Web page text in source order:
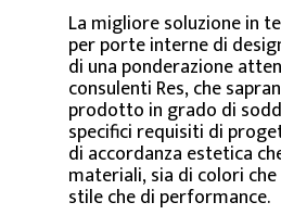
La migliore soluzione in
per porte interne di
di una ponderazione
consulenti Res, che
prodotto in grado di
specifici requisiti di
di accordanza estetica
materiali, sia di colori
stile che di performance.